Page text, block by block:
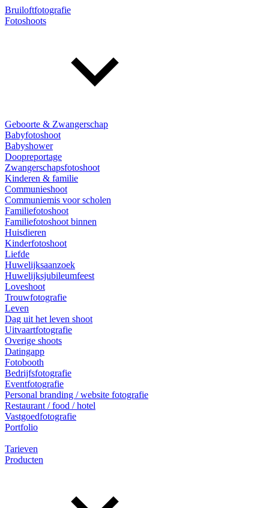
Bruiloftfotografie
Fotoshoots
Geboorte & Zwangerschap
Babyfotoshoot
Babyshower
Doopreportage
Zwangerschapsfotoshoot
Kinderen & familie
Communieshoot
Communiemis voor scholen
Familiefotoshoot
Familiefotoshoot binnen
Huisdieren
Kinderfotoshoot
Liefde
Huwelijksaanzoek
Huwelijksjubileumfeest
Loveshoot
Trouwfotografie
Leven
Dag uit het leven shoot
Uitvaartfotografie
Overige shoots
Datingapp
Fotobooth
Bedrijfsfotografie
Eventfotografie
Personal branding / website fotografie
Restaurant / food / hotel
Vastgoedfotografie
Portfolio
Tarieven
Producten